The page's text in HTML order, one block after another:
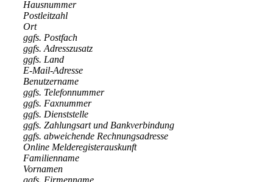
Hausnummer
Postleitzahl
Ort
ggfs. Postfach
ggfs. Adresszusatz
ggfs. Land
E-Mail-Adresse
Benutzername
ggfs. Telefonnummer
ggfs. Faxnummer
ggfs. Dienststelle
ggfs. Zahlungsart und Bankverbindung
ggfs. abweichende Rechnungsadresse
Online Melderegisterauskunft
Familienname
Vornamen
ggfs. Firmenname